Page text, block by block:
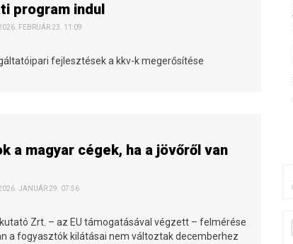
program indul
FEBRUÁR 23. 11:09
fejlesztések a kkv-k megerősítése
a magyar cégek, ha a jövőről van
JANUÁR 29. 07:56
Zrt. – az EU támogatásával végzett – felmérése
a fogyasztók kilátásai nem változtak decemberhez